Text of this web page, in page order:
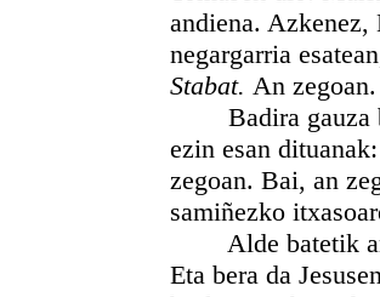
andiena.
negargarria
Stabat. An zegoan.
Badira gauza
ezin esan
zegoan. Bai, an
samiñezko
Alde batetik an
Eta bera da